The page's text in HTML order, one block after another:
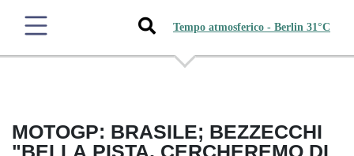
Tempo atmosferico - Berlin 31°C
MOTOGP: BRASILE; BEZZECCHI
"BELLA PISTA, CERCHEREMO DI